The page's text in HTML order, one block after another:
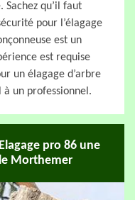
qu’il faut
pour l’élagage
est un
est requise
un élagage d’arbre
un professionnel.
pro 86 une
Morthemer